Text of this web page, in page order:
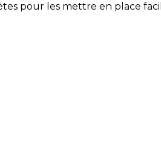
pour les mettre en place